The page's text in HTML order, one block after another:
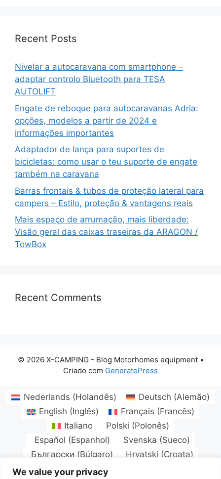
We value your privacy
Recent Posts
Nivelar a autocaravana com smartphone –
adaptar controlo Bluetooth para TESA
AUTOLIFT
Engate de reboque para autocaravanas Adria:
opções, modelos a partir de 2024 e
informações importantes
Adaptador de lança para suportes de
bicicletas: como usar o teu suporte de engate
também na caravana
Barras frontais & tubos de proteção lateral para
campers – Estilo, proteção & vantagens reais
Mais espaço de arrumação, mais liberdade:
Visão geral das caixas traseiras da ARAGON /
TowBox
Recent Comments
© 2026 X-CAMPING - Blog Motorhomes equipment•
Criado com GeneratePress
Nederlands (Holandês) Deutsch (Alemão)
English (Inglês) Français (Francês)
Italiano
Polski (Polonês)
Español (Espanhol) Svenska (Sueco)
Български (Búlgaro) Hrvatski (Croata)
Čeština(Tcheco)